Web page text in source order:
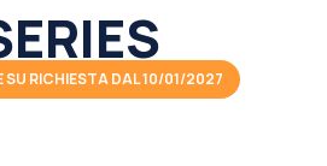
SU RICHIESTA DAL 10/01/2027